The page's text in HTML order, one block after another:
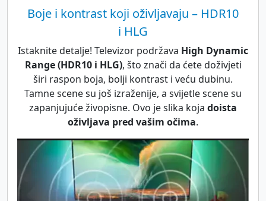
Boje i kontrast koji oživljavaju – HDR10
i HLG
Istaknite detalje! Televizor podržava High Dynamic
Range (HDR10 i HLG), što znači da ćete doživjeti
širi raspon boja, bolji kontrast i veću dubinu.
Tamne scene su još izraženije, a svijetle scene su
zapanjujuće živopisne. Ovo je slika koja doista
oživljava pred vašim očima.